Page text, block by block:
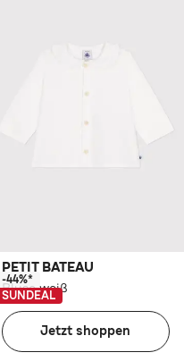
PETIT BATEAU
Bluse weiß
-44%*
SUNDEAL
Jetzt shoppen